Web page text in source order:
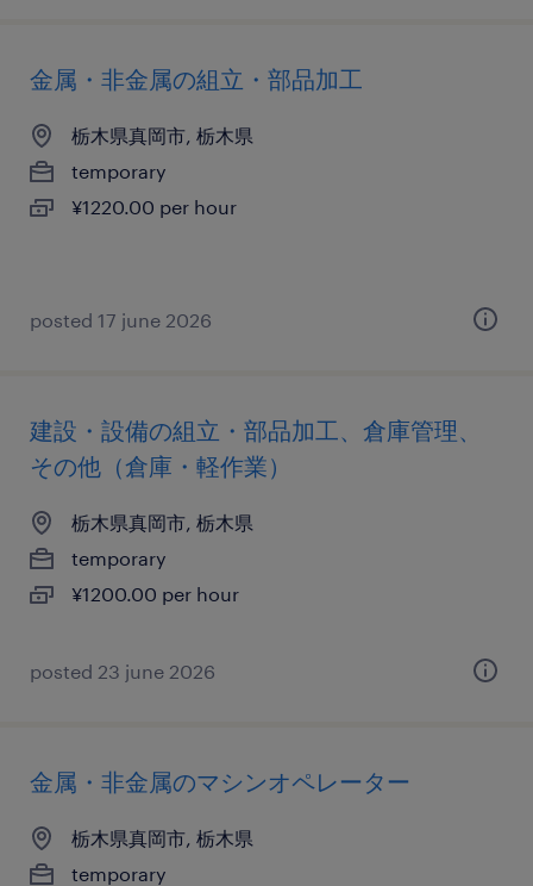
金属・非金属の組立・部品加工
栃木県真岡市, 栃木県
temporary
¥1220.00 per hour
posted 17 june 2026
建設・設備の組立・部品加工、倉庫管理、
その他（倉庫・軽作業）
栃木県真岡市, 栃木県
temporary
¥1200.00 per hour
posted 23 june 2026
金属・非金属のマシンオペレーター
栃木県真岡市, 栃木県
temporary